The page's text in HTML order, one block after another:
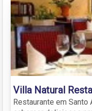
Villa Natural
Restaurante em Santo